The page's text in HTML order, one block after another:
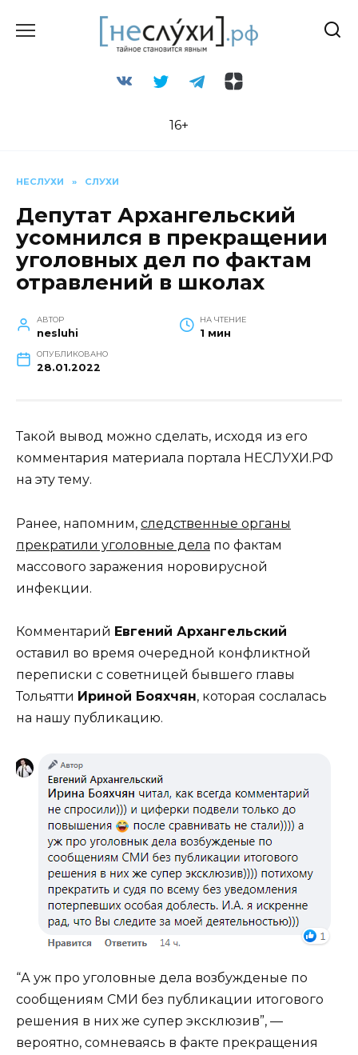
16+
НЕСЛУХИ » СЛУХИ
Депутат Архангельский
усомнился в прекращении
уголовных дел по фактам
отравлений в школах
АВТОР
nesluhi
НА ЧТЕНИЕ
1 мин
ОПУБЛИКОВАНО
28.01.2022
Такой вывод можно сделать, исходя из его
комментария материала портала НЕСЛУХИ.РФ
на эту тему.
Ранее, напомним, следственные органы
прекратили уголовные дела по фактам
массового заражения норовирусной
инфекции.
Комментарий Евгений Архангельский
оставил во время очередной конфликтной
переписки с советницей бывшего главы
Тольятти Ириной Бояхчян, которая сослалась
на нашу публикацию.
“А уж про уголовные дела возбужденые по
сообщениям СМИ без публикации итогового
решения в них же супер эксклюзив”, —
вероятно, сомневаясь в факте прекращения